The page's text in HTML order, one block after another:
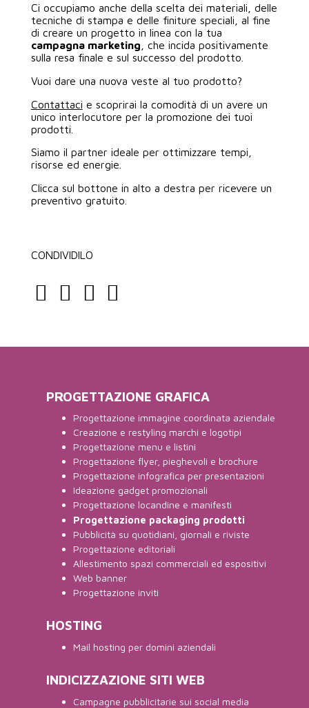
Ci occupiamo anche della scelta dei materiali, delle
tecniche di stampa e delle finiture speciali, al fine
di creare un progetto in linea con la tua
campagna marketing , che incida positivamente
sulla resa finale e sul successo del prodotto.
Vuoi dare una nuova veste al tuo prodotto?
Contattaci e scoprirai la comodità di un avere un
unico interlocutore per la promozione dei tuoi
prodotti.
Siamo il partner ideale per ottimizzare tempi,
risorse ed energie.
Clicca sul bottone in alto a destra per ricevere un
preventivo gratuito.
CONDIVIDILO
PROGETTAZIONE GRAFICA
Progettazione immagine coordinata aziendale
Creazione e restyling marchi e logotipi
Progettazione menu e listini
Progettazione flyer, pieghevoli e brochure
Progettazione infografica per presentazioni
Ideazione gadget promozionali
Progettazione locandine e manifesti
Progettazione packaging prodotti
Pubblicità su quotidiani, giornali e riviste
Progettazione editoriali
Allestimento spazi commerciali ed espositivi
Web banner
Progettazione inviti
HOSTING
Mail hosting per domini aziendali
INDICIZZAZIONE SITI WEB
Campagne pubblicitarie sui social media